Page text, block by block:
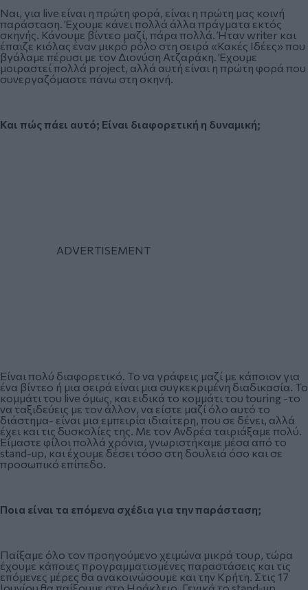
Ναι, για live είναι η πρώτη φορά, είναι η πρώτη μας κοινή
παράσταση. Έχουμε κάνει πολλά άλλα πράγματα εκτός
σκηνής. Κάνουμε βίντεο μαζί, πάρα πολλά. Ήταν writer και
έπαιζε κιόλας έναν μικρό ρόλο στη σειρά «Κακές Ιδέες» που
βγάλαμε πέρυσι με τον Διονύση Ατζαράκη. Έχουμε
μοιραστεί πολλά project, αλλά αυτή είναι η πρώτη φορά που
συνεργαζόμαστε πάνω στη σκηνή.
Και πώς πάει αυτό; Είναι διαφορετική η δυναμική;
Είναι πολύ διαφορετικό. Το να γράφεις μαζί με κάποιον για
ένα βίντεο ή μια σειρά είναι μια συγκεκριμένη διαδικασία. Το
κομμάτι του live όμως, και ειδικά το κομμάτι του touring -το
να ταξιδεύεις με τον άλλον, να είστε μαζί όλο αυτό το
διάστημα- είναι μια εμπειρία ιδιαίτερη, που σε δένει, αλλά
έχει και τις δυσκολίες της. Με τον Ανδρέα ταιριάξαμε πολύ.
Είμαστε φίλοι πολλά χρόνια, γνωριστήκαμε μέσα από το
stand-up, και έχουμε δέσει τόσο στη δουλειά όσο και σε
προσωπικό επίπεδο.
Ποια είναι τα επόμενα σχέδια για την παράσταση;
Παίξαμε όλο τον προηγούμενο χειμώνα μικρά τουρ, τώρα
έχουμε κάποιες προγραμματισμένες παραστάσεις και τις
επόμενες μέρες θα ανακοινώσουμε και την Κρήτη. Στις 17